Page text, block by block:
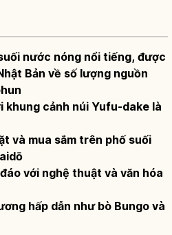
nước nóng nổi tiếng, được
Bản về số lượng nguồn
khung cảnh núi Yufu-dake là
và mua sắm trên phố suối
với nghệ thuật và văn hóa
hấp dẫn như bò Bungo và